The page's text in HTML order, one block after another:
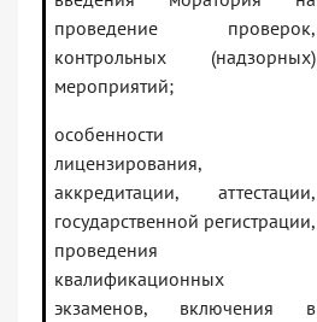
проведение проверок,
контрольных (надзорных)
мероприятий;
особенности
лицензирования,
аккредитации, аттестации,
государственной регистрации,
проведения
квалификационных
экзаменов, включения в